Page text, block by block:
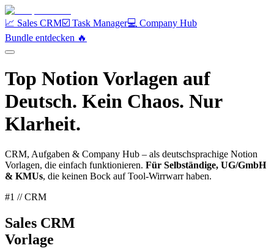
📈 Sales CRM☑️ Task Manager💻 Company Hub
Bundle entdecken️ 🔥
Top NotionVorlagen auf
Deutsch. Kein Chaos. Nur
Klarheit.
CRM, Aufgaben & Company Hub – als deutschsprachige Notion
Vorlagen, die einfach funktionieren. Für Selbständige, UG/GmbH
& KMUs, die keinen Bock auf Tool-Wirrwarr haben.
#1 // CRM
Sales CRM
Vorlage